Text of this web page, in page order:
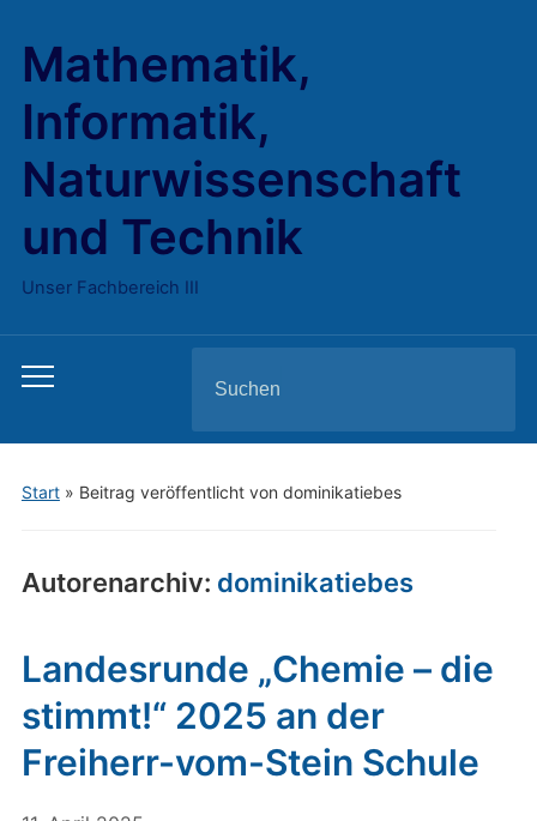
Mathematik,
Informatik,
Naturwissenschaft
und Technik
Unser Fachbereich III
Toggle
menu
for:
Start» Beitrag veröffentlicht von dominikatiebes
Autorenarchiv: dominikatiebes
Landesrunde „Chemie – die
stimmt!“ 2025 an der
Freiherr-vom-Stein Schule